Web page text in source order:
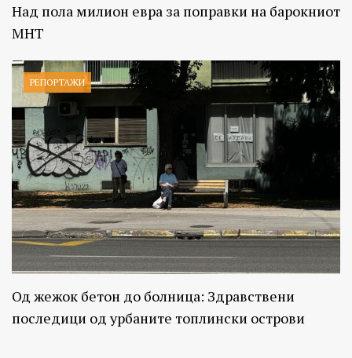
Над пола милион евра за поправки на барокниот
МНТ
РЕПОРТАЖИ
Од жежок бетон до болница: Здравствени
последици од урбаните топлински острови